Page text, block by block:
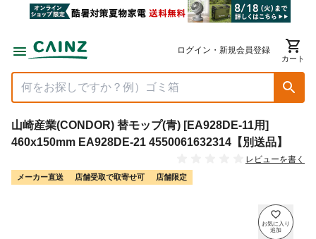
ログイン・新規会員登録
カート
山崎産業(CONDOR) 替モップ(青) [EA928DE-11用]
460x150mm EA928DE-21 4550061632314【別送品】
レビューを書く
メーカー直送 店舗受取で取寄せ可 店舗限定